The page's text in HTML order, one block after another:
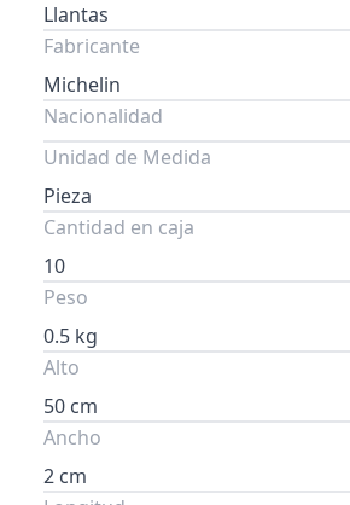
Llantas
Fabricante
Michelin
Nacionalidad
Unidad de Medida
Pieza
Cantidad en caja
10
Peso
0.5 kg
Alto
50 cm
Ancho
2 cm